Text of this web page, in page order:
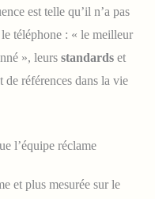
est telle qu’il n’a pas
téléphone : « le meilleur
», leursstandards et
de références dans la vie
l’équipe réclame
et plus mesurée sur le